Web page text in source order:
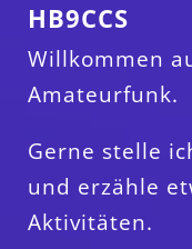
HB9CCS
Willkommen
Amateurfunk.
Gerne stelle
und erzähle
Aktivitäten.